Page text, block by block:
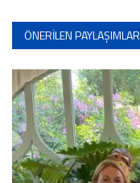
ÖNERILEN PAYLAŞIMLAR